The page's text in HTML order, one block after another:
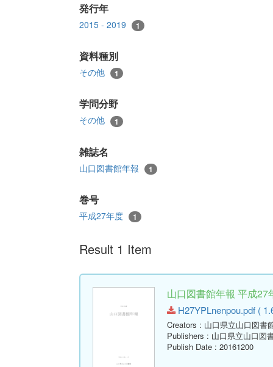
発行年
2015 - 2019 1
資料種別
その他 1
学問分野
その他 1
雑誌名
山口図書館年報 1
巻号
平成27年度 1
Result 1 Item
山口図書館年報 平成27
H27YPLnenpou.pdf (
Creators : 山口県立山口図書
Publishers : 山口県立山口図
Publish Date : 20161200